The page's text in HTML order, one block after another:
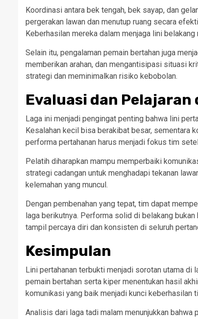
Koordinasi antara bek tengah, bek sayap, dan
pergerakan lawan dan menutup ruang secara
Keberhasilan mereka dalam menjaga lini
Selain itu, pengalaman pemain bertahan juga
memberikan arahan, dan mengantisipasi situasi
strategi dan meminimalkan risiko kebobolan.
Evaluasi dan Pelajaran
Laga ini menjadi pengingat penting bahwa lini
Kesalahan kecil bisa berakibat besar, sementara
performa pertahanan harus menjadi fokus tim
Pelatih diharapkan mampu memperbaiki
strategi cadangan untuk menghadapi tekanan
kelemahan yang muncul.
Dengan pembenahan yang tepat, tim dapat
laga berikutnya. Performa solid di belakang
tampil percaya diri dan konsisten di seluruh
Kesimpulan
Lini pertahanan terbukti menjadi sorotan utama di
pemain bertahan serta kiper menentukan hasil
komunikasi yang baik menjadi kunci keberhasilan
Analisis dari laga tadi malam menunjukkan bahwa